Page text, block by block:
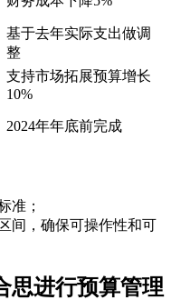
基于去年实际支出做调
整
支持市场拓展预算增长
10%
2024年年底前完成
准；
间，确保可操作性和可
思进行预算管理